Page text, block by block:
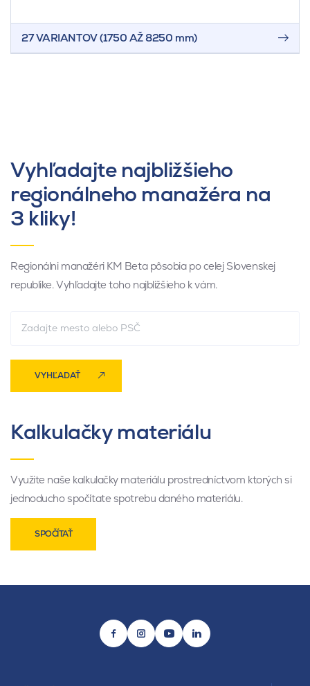
27 VARIANTOV(1750 AŽ 8250 mm)
Vyhľadajte najbližšieho
regionálneho manažéra na
3 kliky!
Regionálni manažéri KM Beta pôsobia po celej Slovenskej
republike. Vyhľadajte toho najbližšieho k vám.
VYHĽADAŤ
Kalkulačky materiálu
Využite naše kalkulačky materiálu prostredníctvom ktorých si
jednoducho spočítate spotrebu daného materiálu.
SPOČÍTAŤ